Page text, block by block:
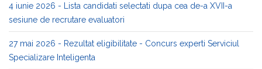
4 iunie 2026 - Lista candidati selectati dupa cea de-a XVII-a
sesiune de recrutare evaluatori
27 mai 2026 - Rezultat eligibilitate - Concurs experti Serviciul
Specializare Inteligenta